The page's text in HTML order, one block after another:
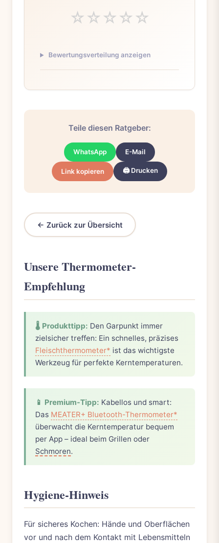
☆☆☆☆☆
Bewertungsverteilung anzeigen
Teile diesen Ratgeber:
WhatsApp E-Mail
Link kopieren 🖨️ Drucken
← Zurück zur Übersicht
Unsere Thermometer-
Empfehlung
🌡️ Produkttipp: Den Garpunkt immer
zielsicher treffen: Ein schnelles, präzises
Fleischthermometer* ist das wichtigste
Werkzeug für perfekte Kerntemperaturen.
📱 Premium-Tipp: Kabellos und smart:
Das MEATER+ Bluetooth-Thermometer*
überwacht die Kerntemperatur bequem
per App – ideal beim Grillen oder
Schmoren.
Hygiene-Hinweis
Für sicheres Kochen: Hände und Oberflächen
vor und nach dem Kontakt mit Lebensmitteln